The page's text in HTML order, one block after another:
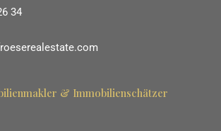
34
& Immobilienschätzer